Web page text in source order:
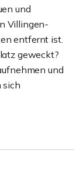
und
Villingen-
entfernt ist.
geweckt?
und
sich